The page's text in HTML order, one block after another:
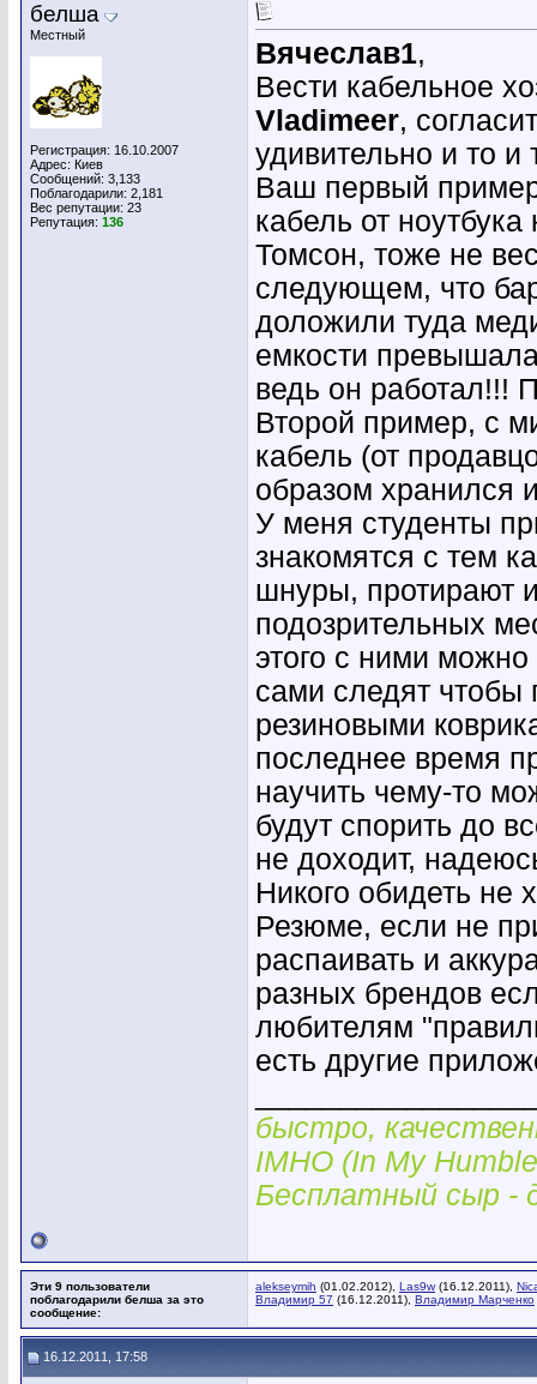
белша
Местный
Регистрация: 16.10.2007
Адрес: Киев
Сообщений: 3,133
Поблагодарили: 2,181
Вес репутации: 23
Репутация: 136
Вячеслав1,
Вести кабельное
Vladimeer,
удивительно и то и
Ваш первый пример
кабель от
Томсон, тоже не
следующем, что
доложили туда
емкости
ведь он работал!!!
Второй пример, с
кабель (от
образом хранился
У меня студенты
знакомятся с тем
шнуры, протирают
подозрительных
этого с ними можно
сами следят чтобы
резиновыми
последнее время
научить чему-то
будут спорить до
не доходит,
Никого обидеть не
Резюме, если не
распаивать и
разных брендов
любителям
есть другие
быстро,
IMHO (In My
Бесплатный сыр -
Эти 9 пользователи
поблагодарили белша за это
сообщение:
alekseymih (01.02.2012), Las9w (16.12.2011),
Владимир 57 (16.12.2011), Владимир Марченко
16.12.2011, 17:58